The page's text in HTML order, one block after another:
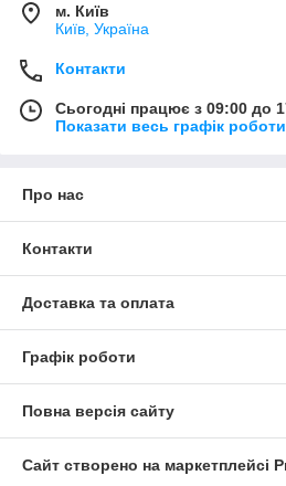
м. Київ
Київ, Україна
Контакти
Сьогодні працює з 09:00 до
Показати весь графік роботи
Про нас
Контакти
Доставка та оплата
Графік роботи
Повна версія сайту
Сайт створено на маркетплейсі